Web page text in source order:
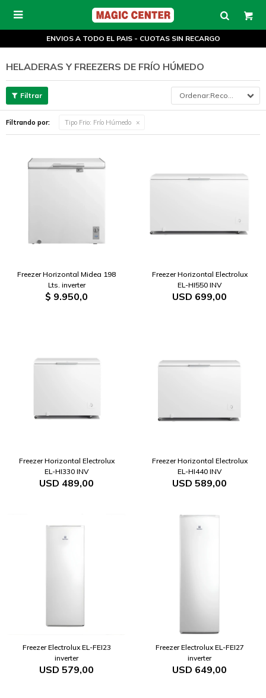

ENVIOS A TODO EL PAIS - CUOTAS SIN RECARGO
HELADERAS Y FREEZERS DE FRÍO HÚMEDO
Recomendados
Filtrando por: Tipo Frio: Frío Húmedo
Freezer Horizontal Midea 198
Lts. inverter
$ 9.950,0
Freezer Horizontal Electrolux
EL-HI550 INV
USD 699,00
Freezer Horizontal Electrolux
EL-HI330 INV
USD 489,00
Freezer Horizontal Electrolux
EL-HI440 INV
USD 589,00
Freezer Electrolux EL-FEI23
inverter
USD 579,00
Freezer Electrolux EL-FEI27
inverter
USD 649,00